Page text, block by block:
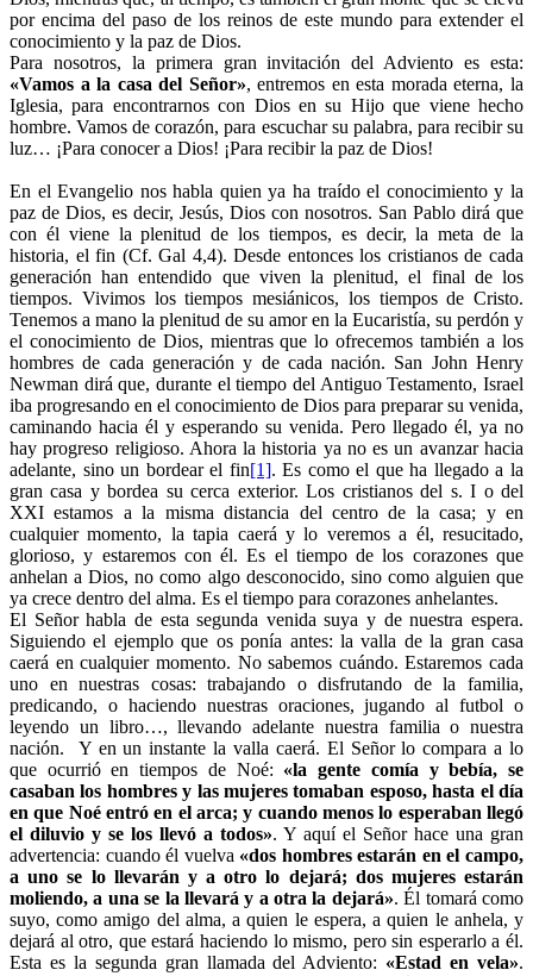
por encima del paso de los reinos de este mundo para extender el
conocimiento y la paz de Dios.
Para nosotros, la primera gran invitación del Adviento es esta:
«Vamos a la casa del Señor», entremos en esta morada eterna, la
Iglesia, para encontrarnos con Dios en su Hijo que viene hecho
hombre. Vamos de corazón, para escuchar su palabra, para recibir su
luz… ¡Para conocer a Dios! ¡Para recibir la paz de Dios!
En el Evangelio nos habla quien ya ha traído el conocimiento y la
paz de Dios, es decir, Jesús, Dios con nosotros. San Pablo dirá que
con él viene la plenitud de los tiempos, es decir, la meta de la
historia, el fin (Cf. Gal 4,4). Desde entonces los cristianos de cada
generación han entendido que viven la plenitud, el final de los
tiempos. Vivimos los tiempos mesiánicos, los tiempos de Cristo.
Tenemos a mano la plenitud de su amor en la Eucaristía, su perdón y
el conocimiento de Dios, mientras que lo ofrecemos también a los
hombres de cada generación y de cada nación. San John Henry
Newman dirá que, durante el tiempo del Antiguo Testamento, Israel
iba progresando en el conocimiento de Dios para preparar su venida,
caminando hacia él y esperando su venida. Pero llegado él, ya no
hay progreso religioso. Ahora la historia ya no es un avanzar hacia
adelante, sino un bordear el fin[1]. Es como el que ha llegado a la
gran casa y bordea su cerca exterior. Los cristianos del s. I o del
XXI estamos a la misma distancia del centro de la casa; y en
cualquier momento, la tapia caerá y lo veremos a él, resucitado,
glorioso, y estaremos con él. Es el tiempo de los corazones que
anhelan a Dios, no como algo desconocido, sino como alguien que
ya crece dentro del alma. Es el tiempo para corazones anhelantes.
El Señor habla de esta segunda venida suya y de nuestra espera.
Siguiendo el ejemplo que os ponía antes: la valla de la gran casa
caerá en cualquier momento. No sabemos cuándo. Estaremos cada
uno en nuestras cosas: trabajando o disfrutando de la familia,
predicando, o haciendo nuestras oraciones, jugando al futbol o
leyendo un libro…, llevando adelante nuestra familia o nuestra
nación. Y en un instante la valla caerá. El Señor lo compara a lo
que ocurrió en tiempos de Noé: «la gente comía y bebía, se
casaban los hombres y las mujeres tomaban esposo, hasta el día
en que Noé entró en el arca; y cuando menos lo esperaban llegó
el diluvio y se los llevó a todos». Y aquí el Señor hace una gran
advertencia: cuando él vuelva «dos hombres estarán en el campo,
a uno se lo llevarán y a otro lo dejará; dos mujeres estarán
moliendo, a una se la llevará y a otra la dejará». Él tomará como
suyo, como amigo del alma, a quien le espera, a quien le anhela, y
dejará al otro, que estará haciendo lo mismo, pero sin esperarlo a él.
Esta es la segunda gran llamada del Adviento: «Estad en vela».